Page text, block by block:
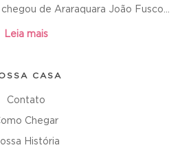
de Araraquara João Fusco...
Leia mais
CASA
Contato
Chegar
História